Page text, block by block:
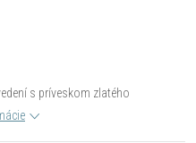
s príveskom zlatého